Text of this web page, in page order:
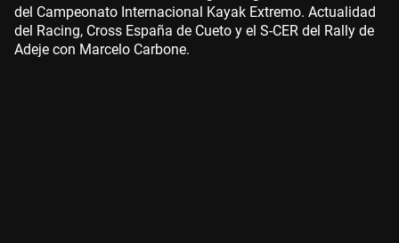
del Campeonato Internacional Kayak Extremo. Actualidad
del Racing, Cross España de Cueto y el S-CER del Rally de
Adeje con Marcelo Carbone.